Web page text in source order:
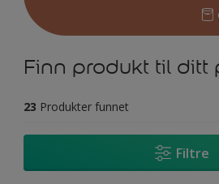
Finn produkt til ditt
23 Produkter funnet
Filtre